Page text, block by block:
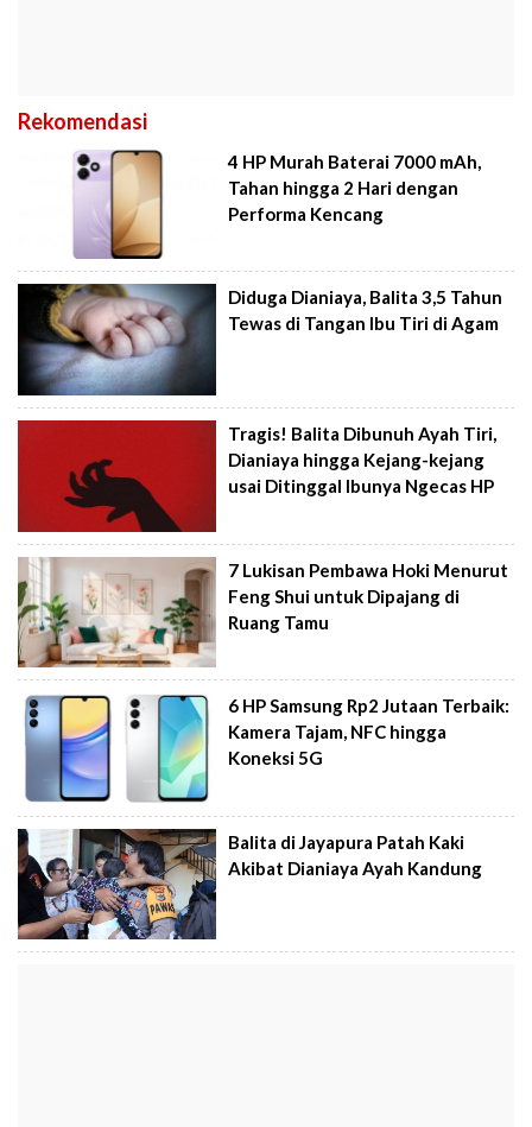
Rekomendasi
4 HP Murah Baterai 7000 mAh,
Tahan hingga 2 Hari dengan
Performa Kencang
Diduga Dianiaya, Balita 3,5 Tahun
Tewas di Tangan Ibu Tiri di Agam
Tragis! Balita Dibunuh Ayah Tiri,
Dianiaya hingga Kejang-kejang
usai Ditinggal Ibunya Ngecas HP
7 Lukisan Pembawa Hoki Menurut
Feng Shui untuk Dipajang di
Ruang Tamu
6 HP Samsung Rp2 Jutaan Terbaik:
Kamera Tajam, NFC hingga
Koneksi 5G
Balita di Jayapura Patah Kaki
Akibat Dianiaya Ayah Kandung